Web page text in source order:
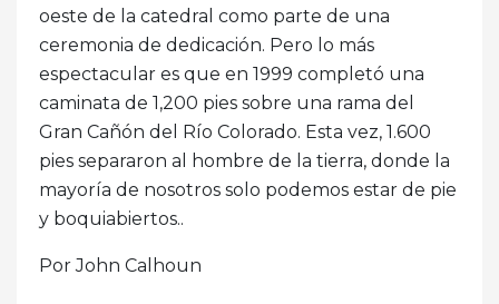
oeste de la catedral como parte de una
ceremonia de dedicación. Pero lo más
espectacular es que en 1999 completó una
caminata de 1,200 pies sobre una rama del
Gran Cañón del Río Colorado. Esta vez, 1.600
pies separaron al hombre de la tierra, donde la
mayoría de nosotros solo podemos estar de pie
y boquiabiertos..
Por John Calhoun